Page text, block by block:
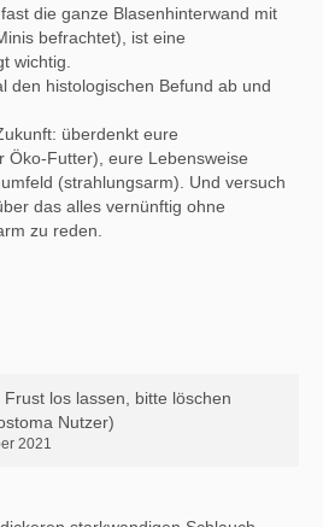
die ganze Blasenhinterwand mit
befrachtet), ist eine
wichtig.
den histologischen Befund ab und
überdenkt eure
Öko-Futter), eure Lebensweise
(strahlungsarm). Und versuch
das alles vernünftig ohne
zu reden.
los lassen, bitte löschen
Nutzer)
2021